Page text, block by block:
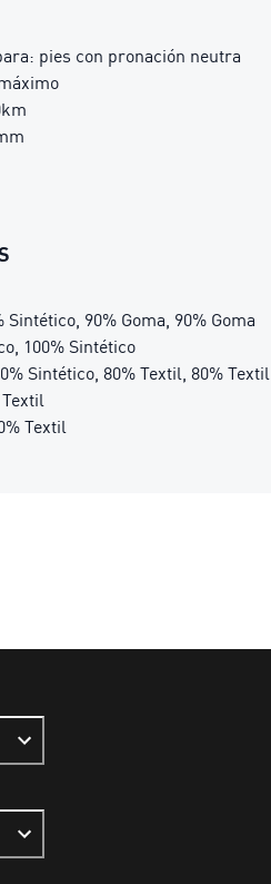
pies con pronación neutra
90% Goma, 90% Goma
100% Sintético
Sintético, 80% Textil, 80% Textil
Textil